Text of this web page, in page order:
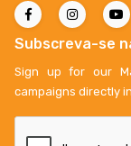
Subscreva-se
Sign up for our
campaigns directly